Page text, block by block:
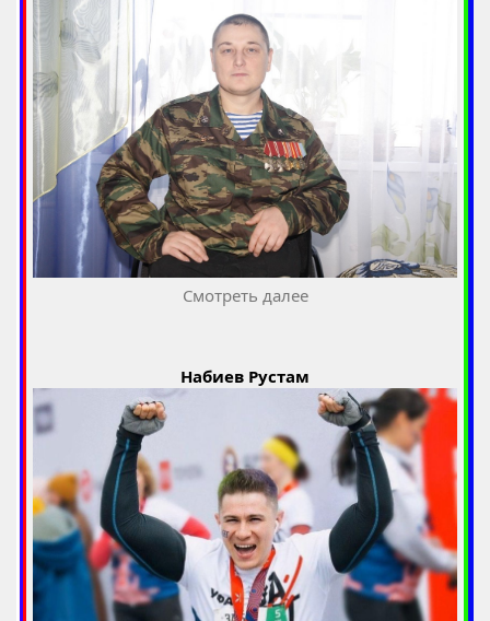
Смотреть далее
Набиев Рустам